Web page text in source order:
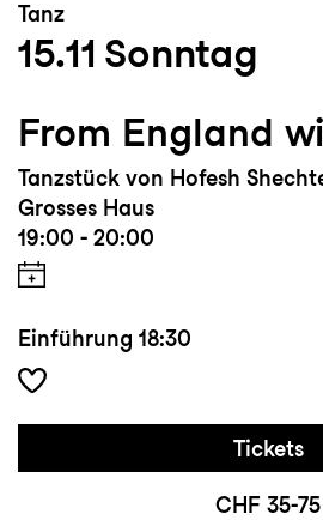
Tanz
15.11 Sonntag
From England
Tanzstück von Hofesh
Grosses Haus
19:00 - 20:00
Einführung 18:30
Tickets
CHF 35-75